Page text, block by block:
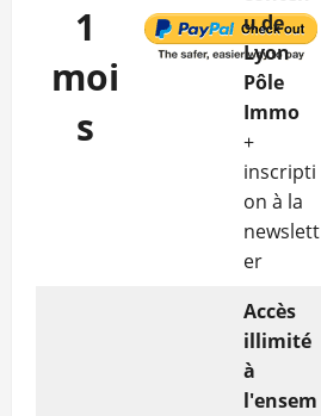
1
moi
s
u de
Lyon
Pôle
Immo
+
inscripti
on à la
newslett
er
Accès
illimité
à
l'ensem